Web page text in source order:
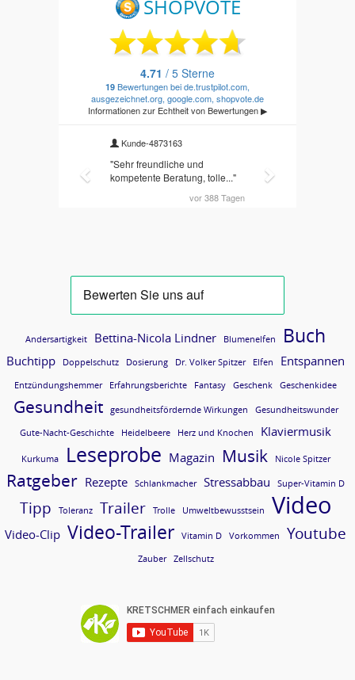
Andersartigkeit Bettina-Nicola Lindner Blumenelfen Buch
Buchtipp Doppelschutz Dosierung Dr. Volker Spitzer Elfen Entspannen
Entzündungshemmer Erfahrungsberichte Fantasy Geschenk Geschenkidee
Gesundheit gesundheitsfördernde Wirkungen Gesundheitswunder
Gute-Nacht-Geschichte Heidelbeere Herz und Knochen Klaviermusik
Kurkuma Leseprobe Magazin Musik Nicole Spitzer
Ratgeber Rezepte Schlankmacher Stressabbau Super-Vitamin D
Tipp Toleranz Trailer Trolle Umweltbewusstsein Video
Video-Clip Video-Trailer Vitamin D Vorkommen Youtube
Zauber Zellschutz